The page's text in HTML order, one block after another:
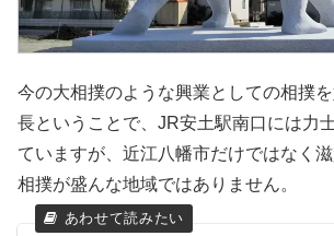
今の大相撲のような興業としての相撲
長ということで、JR安土駅南口には力
ていますが、近江八幡市だけではなく
相撲が盛んな地域ではありません。